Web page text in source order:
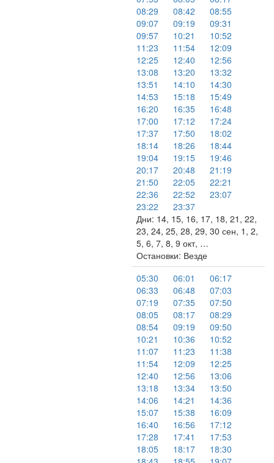
08:29
08:42
08:55
09:07
09:19
09:31
09:57
10:21
10:52
11:23
11:54
12:09
12:25
12:40
12:56
13:08
13:20
13:32
13:51
14:10
14:30
14:53
15:18
15:49
16:20
16:35
16:48
17:00
17:12
17:24
17:37
17:50
18:02
18:14
18:26
18:44
19:04
19:15
19:46
20:17
20:48
21:19
21:50
22:05
22:21
22:36
22:52
23:07
23:22
23:37
Дни: 14, 15, 16, 17, 18, 21, 22,
23, 24, 25, 28, 29, 30 сен, 1, 2,
5, 6, 7, 8, 9 окт, …
Остановки: Везде
05:30
06:01
06:17
06:33
06:48
07:03
07:19
07:35
07:50
08:05
08:17
08:29
08:54
09:19
09:50
10:21
10:36
10:52
11:07
11:23
11:38
11:54
12:09
12:25
12:40
12:56
13:06
13:18
13:34
13:50
14:06
14:21
14:36
15:07
15:38
16:09
16:40
16:56
17:12
17:28
17:41
17:53
18:05
18:17
18:30